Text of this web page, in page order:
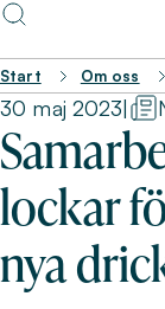
Start Om oss
30 maj 2023|
lockar
nya